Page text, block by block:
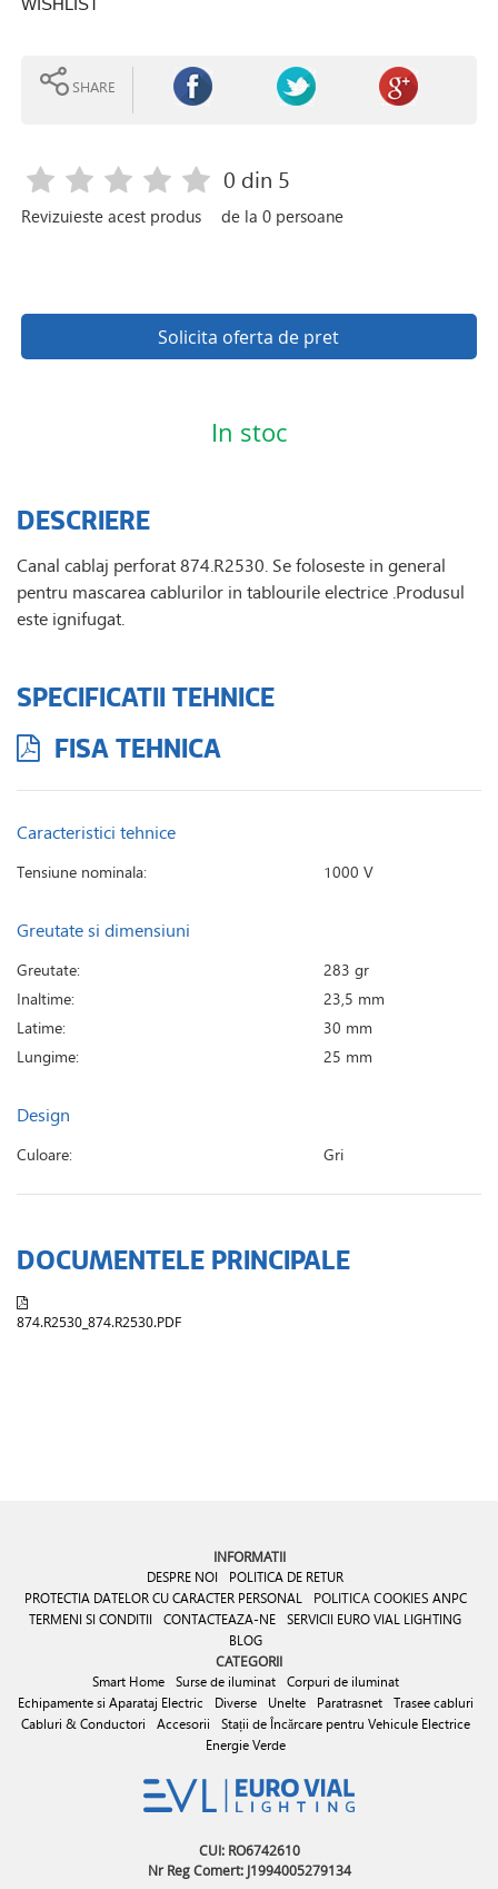
WISHLIST
SHARE
Revizuieste acest produs
0 din 5
de la0 persoane
Solicita oferta de pret
In stoc
DESCRIERE
Canal cablaj perforat 874.R2530. Se foloseste in general
pentru mascarea cablurilor in tablourile electrice .Produsul
este ignifugat.
SPECIFICATII TEHNICE
FISA TEHNICA
Caracteristici tehnice
Tensiune nominala: 1000 V
Greutate si dimensiuni
Greutate:
283 gr
Inaltime:
23,5 mm
Latime:
30 mm
Lungime:
25 mm
Design
Culoare: Gri
DOCUMENTELE PRINCIPALE
874.R2530_874.R2530.PDF
INFORMATII
DESPRE NOI
POLITICA DE RETUR
PROTECTIA DATELOR CU CARACTER PERSONAL
POLITICA COOKIES ANPC
TERMENI SI CONDITII
CONTACTEAZA-NE SERVICII EURO VIAL LIGHTING
BLOG
CATEGORII
Smart Home Surse de iluminat
Corpuri de iluminat
Echipamente si Aparataj Electric
Diverse Unelte Paratrasnet
Trasee cabluri
Cabluri & Conductori
Accesorii
Stații de Încărcare pentru Vehicule Electrice
Energie Verde
CUI: RO6742610
Nr Reg Comert: J1994005279134